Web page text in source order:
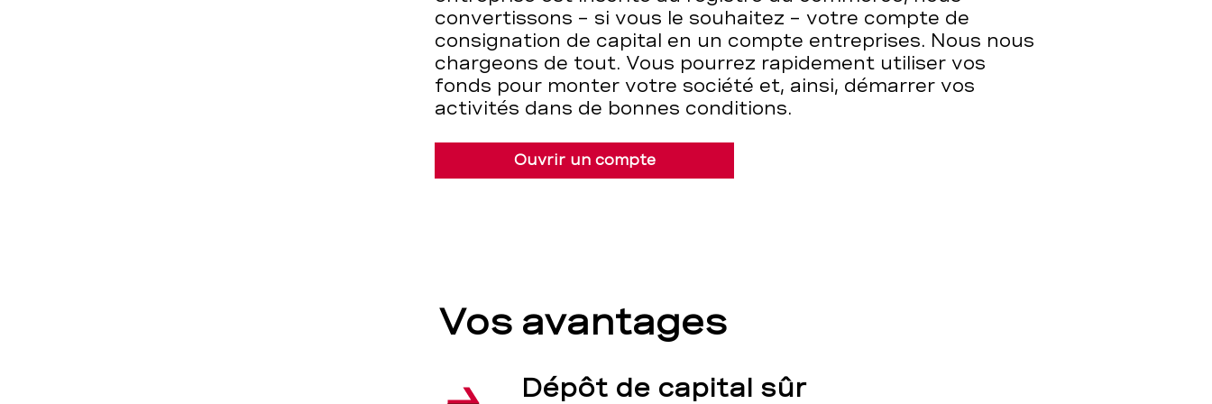
convertissons – si vous le souhaitez – votre compte de
consignation de capital en un compte entreprises. Nous nous
chargeons de tout. Vous pourrez rapidement utiliser vos
fonds pour monter votre société et, ainsi, démarrer vos
activités dans de bonnes conditions.
Ouvrir un compte
Vos avantages
Dépôt de capital sûr